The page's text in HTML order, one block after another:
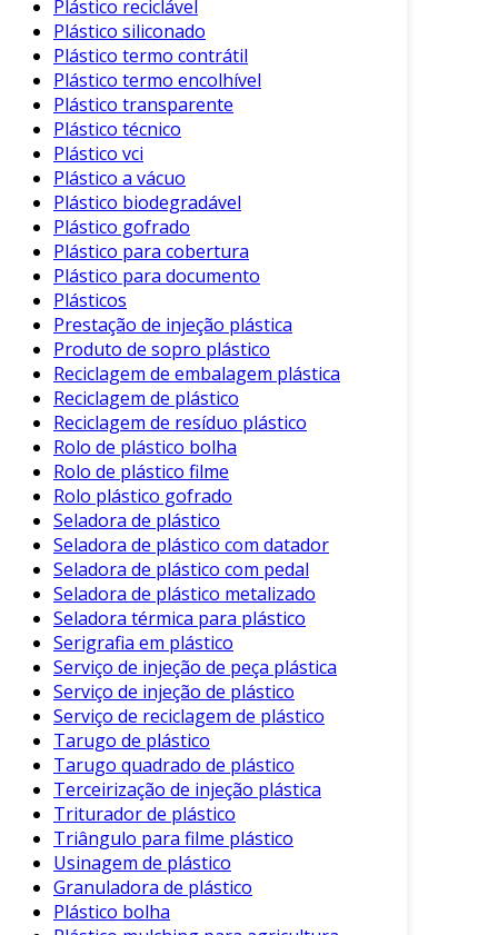
novos produtos a partir de plásticos
reciclados.
Indústria Automotiva: Utilização de
plásticos reciclados em componentes de
veículos.
Construção Civil
materiais de construção sustentáveis.
Essas aplicações demonstram como a
peletizadora de plástico pode ser um
componente chave em processos produtivos
modernos.
Considerações na Escolha da
Peletizadora
Antes de adquirir uma peletizadora de plástico,
é importante levar em conta alguns fatores. A
escolha da máquina adequada pode impactar
diretamente a operação. Aqui estão algumas
considerações importantes:
Tipo de Plástico: A máquina deve ser
capaz de processar os plásticos que sua
empresa utiliza.
Capacidade de Produção: Avaliar a
quantidade de pellets necessária para
atender à demanda.
Manutenção: Opte por máquinas que
exigem pouca manutenção e têm fácil
acesso a peças de reposição.
Custo: Analise o custo de aquisição em
relação ao benefício que a peletizadora
pode trazer.
Plástico reciclável
Plástico siliconado
Plástico termo contrátil
Plástico termo encolhível
Plástico transparente
Plástico técnico
Plástico vci
Plástico a vácuo
Plástico biodegradável
Plástico gofrado
Plástico para cobertura
Plástico para documento
Plásticos
Prestação de injeção plástica
Produto de sopro plástico
Reciclagem de embalagem plástica
Reciclagem de plástico
Reciclagem de resíduo plástico
Rolo de plástico bolha
Rolo de plástico filme
Rolo plástico gofrado
Seladora de plástico
Seladora de plástico com datador
Seladora de plástico com pedal
Seladora de plástico metalizado
Seladora térmica para plástico
Serigrafia em plástico
Serviço de injeção de peça plástica
Serviço de injeção de plástico
Serviço de reciclagem de plástico
Tarugo de plástico
Tarugo quadrado de plástico
Terceirização de injeção plástica
Triturador de plástico
Triângulo para filme plástico
Usinagem de plástico
Granuladora de plástico
Plástico bolha